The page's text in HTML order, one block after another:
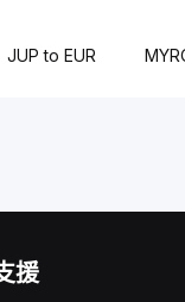
JUP to EUR
援